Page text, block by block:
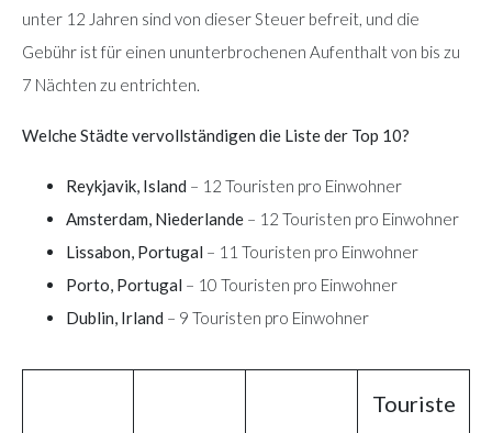
unter 12 Jahren sind von dieser Steuer befreit, und die
Gebühr ist für einen ununterbrochenen Aufenthalt von bis zu
7 Nächten zu entrichten.
Welche Städte vervollständigen die Liste der Top 10?
Reykjavik, Island – 12 Touristen pro Einwohner
Amsterdam, Niederlande – 12 Touristen pro Einwohner
Lissabon, Portugal – 11 Touristen pro Einwohner
Porto, Portugal – 10 Touristen pro Einwohner
Dublin, Irland – 9 Touristen pro Einwohner
Touriste